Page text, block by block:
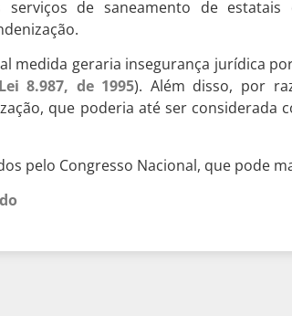
serviços de saneamento de estatais
medida geraria insegurança jurídica
Lei 8.987, de 1995). Além disso, por
que poderia até ser considerada
pelo Congresso Nacional, que pode